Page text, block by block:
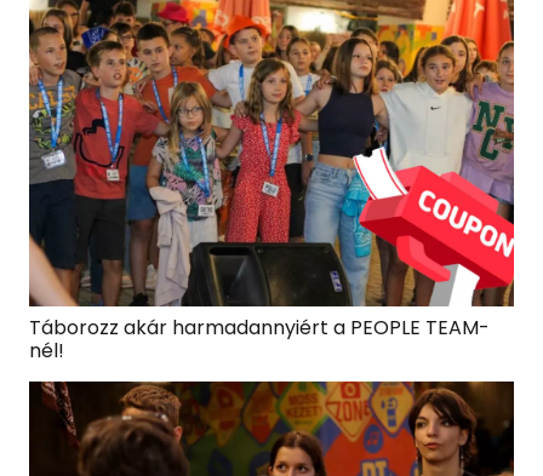
Táborozz akár harmadannyiért a PEOPLE TEAM-
nél!